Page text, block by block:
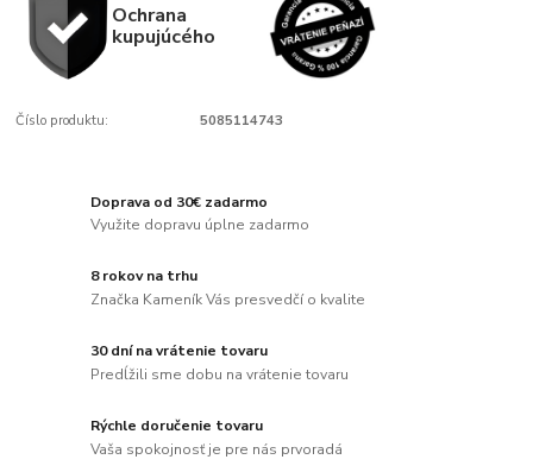
Ochrana
kupujúcého
Číslo produktu: 5085114743
Doprava od 30€ zadarmo
Využite dopravu úplne zadarmo
8 rokov na trhu
Značka Kameník Vás presvedčí o kvalite
30 dní na vrátenie tovaru
Predĺžili sme dobu na vrátenie tovaru
Rýchle doručenie tovaru
Vaša spokojnosť je pre nás prvoradá